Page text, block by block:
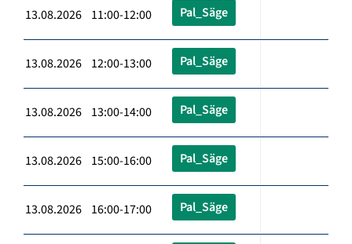
13.08.2026 11:00-12:00 Pal_Säge
13.08.2026 12:00-13:00 Pal_Säge
13.08.2026 13:00-14:00 Pal_Säge
13.08.2026 15:00-16:00 Pal_Säge
13.08.2026 16:00-17:00 Pal_Säge